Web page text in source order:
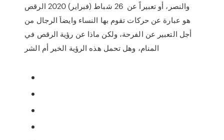
والنصر، أو تعبيراً عن 26 شباط (فبراير) 2020 الرقص
هو عبارة عن حركات تقوم بها النساء وايضاَ الرجال من
أجل التعبير عن الفرحة، ولكن ماذا عن رؤية الرقص في